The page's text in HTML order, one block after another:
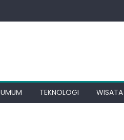
UMUM TEKNOLOGI WISATA